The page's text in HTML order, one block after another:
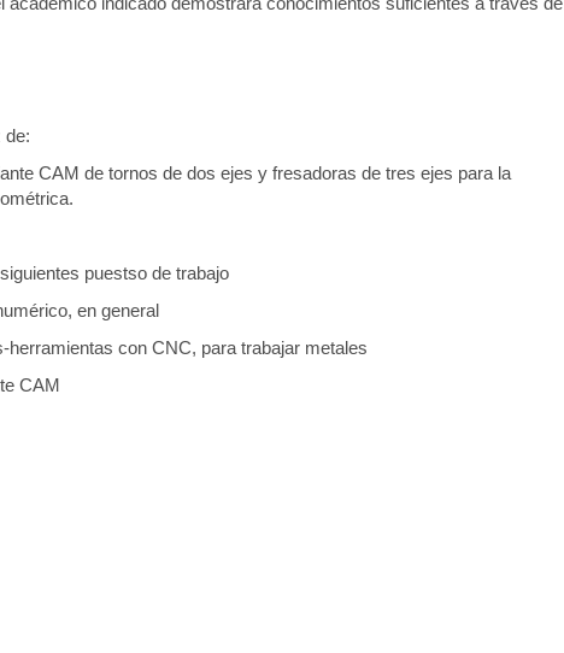
de:
CAM de tornos de dos ejes y fresadoras de tres ejes para la
puestso de trabajo
en general
con CNC, para trabajar metales
CAM